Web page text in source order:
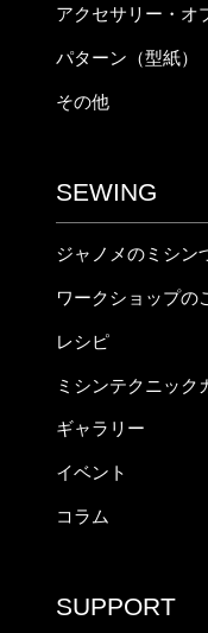
アクセサリー・オ
パターン（型紙）
その他
SEWING
ジャノメのミシン
ワークショップの
レシピ
ミシンテクニック
ギャラリー
イベント
コラム
SUPPORT